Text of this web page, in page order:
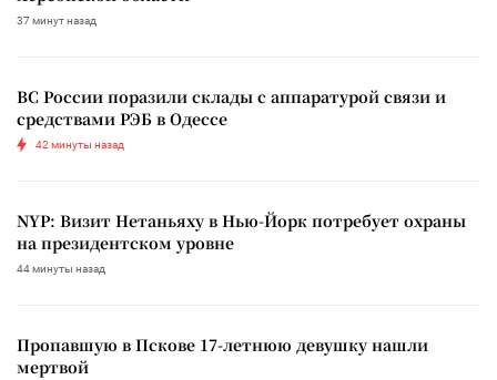
37 минут назад
ВС России поразили склады с аппаратурой связи и
средствами РЭБ в Одессе
42 минуты назад
NYP: Визит Нетаньяху в Нью-Йорк потребует охраны
на президентском уровне
44 минуты назад
Пропавшую в Пскове 17-летнюю девушку нашли
мертвой